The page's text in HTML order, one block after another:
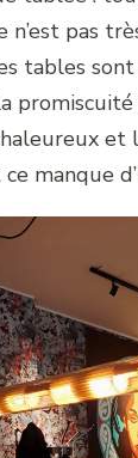
n’est pas
tables
promiscuité
et
manque